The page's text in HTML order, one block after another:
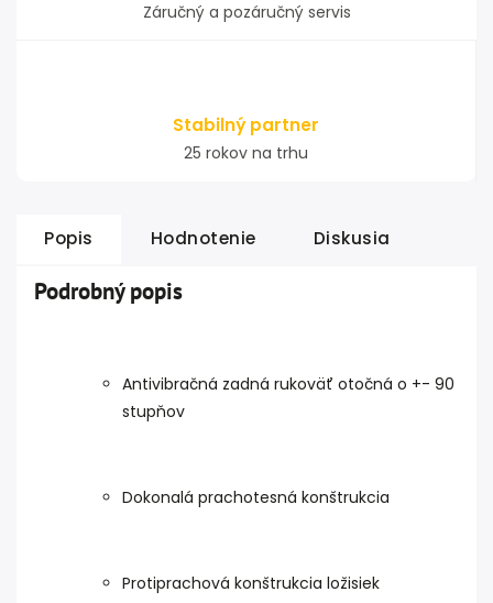
Záručný a pozáručný servis
Stabilný partner
25 rokov na trhu
Popis Hodnotenie Diskusia
Podrobný popis
Antivibračná zadná rukoväť otočná o +- 90
stupňov
Dokonalá prachotesná konštrukcia
Protiprachová konštrukcia ložisiek